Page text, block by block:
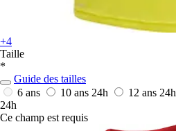
+4
Taille
*
Guide des tailles
6 ans
10 ans 24h 12 ans 24h
24h
Ce champ est requis